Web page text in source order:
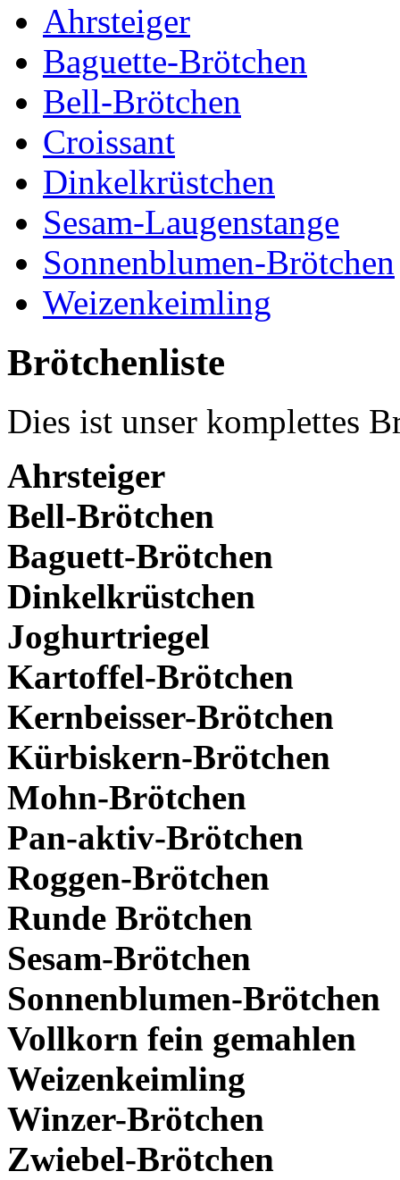
Ahrsteiger
Baguette-Brötchen
Bell-Brötchen
Croissant
Dinkelkrüstchen
Sesam-Laugenstange
Sonnenblumen-Brötchen
Weizenkeimling
Brötchenliste
Dies ist unser komplettes
Ahrsteiger
Bell-Brötchen
Baguett-Brötchen
Dinkelkrüstchen
Joghurtriegel
Kartoffel-Brötchen
Kernbeisser-Brötchen
Kürbiskern-Brötchen
Mohn-Brötchen
Pan-aktiv-Brötchen
Roggen-Brötchen
Runde Brötchen
Sesam-Brötchen
Sonnenblumen-Brötchen
Vollkorn fein gemahlen
Weizenkeimling
Winzer-Brötchen
Zwiebel-Brötchen